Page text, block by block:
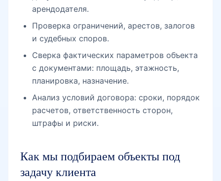
арендодателя.
Проверка ограничений, арестов, залогов
и судебных споров.
Сверка фактических параметров объекта
с документами: площадь, этажность,
планировка, назначение.
Анализ условий договора: сроки, порядок
расчетов, ответственность сторон,
штрафы и риски.
Как мы подбираем объекты под
задачу клиента